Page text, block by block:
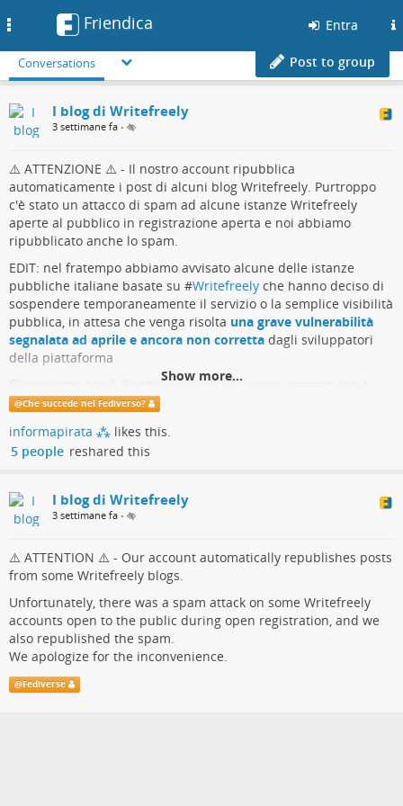
Friendica Entra
Conversations Post to group
I blog di Writefreely
3 settimane fa •
⚠️ ATTENZIONE ⚠️ - Il nostro account ripubblica
automaticamente i post di alcuni blog Writefreely. Purtroppo
c'è stato un attacco di spam ad alcune istanze Writefreely
aperte al pubblico in registrazione aperta e noi abbiamo
ripubblicato anche lo spam.
EDIT: nel fratempo abbiamo avvisato alcune delle istanze
pubbliche italiane basate su #Writefreely che hanno deciso di
sospendere temporaneamente il servizio o la semplice visibilità
pubblica, in attesa che venga risolta una grave vulnerabilità
segnalata ad aprile e ancora non corretta dagli sviluppatori
della piattaforma
Ci scusiamo per il disagio arrecato dal nostro account, ma è
stato proprio grazie a questo disagio che siamo riusciti ad
che Writefreely non presenta strumenti di amministrazione che
consentano agli admin di monitorare puntualmente le attività
Show more...
@Che succede nel Fediverso?
informapirata ⁂ likes this.
5 people reshared this
I blog di Writefreely
3 settimane fa •
⚠️ ATTENTION ⚠️ - Our account automatically republishes posts
from some Writefreely blogs.
Unfortunately, there was a spam attack on some Writefreely
accounts open to the public during open registration, and we
also republished the spam.
We apologize for the inconvenience.
@Fediverse